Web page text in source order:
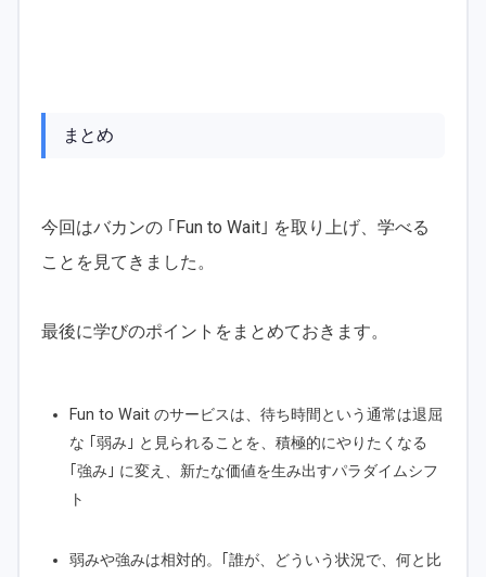
まとめ
今回はバカンの ｢Fun to Wait｣ を取り上げ、学べる
ことを見てきました。
最後に学びのポイントをまとめておきます。
Fun to Wait のサービスは、待ち時間という通常は退屈
な ｢弱み｣ と見られることを、積極的にやりたくなる
｢強み｣ に変え、新たな価値を生み出すパラダイムシフ
ト
弱みや強みは相対的。｢誰が、どういう状況で、何と比